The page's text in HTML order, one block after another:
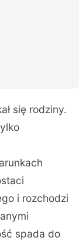
się rodziny.
i rozchodzi
spada do